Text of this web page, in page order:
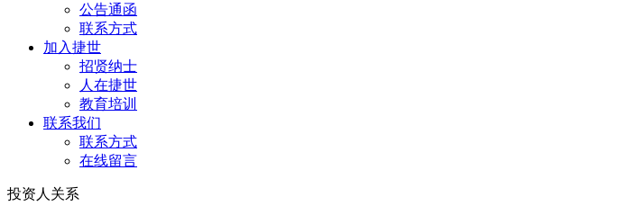
公告通函
联系方式
加入捷世
招贤纳士
人在捷世
教育培训
联系我们
联系方式
在线留言
投资人关系